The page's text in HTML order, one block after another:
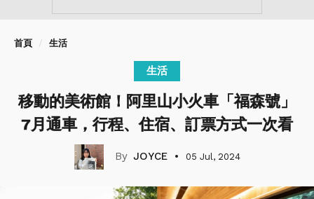
首頁 生活
生活
移動的美術館！阿里山小火車「福森號」
7月通車，行程、住宿、訂票方式一次看
JOYCE 05 Jul, 2024